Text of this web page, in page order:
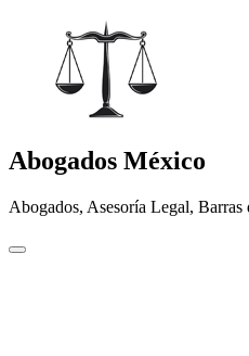
Abogados México
Abogados, Asesoría Legal,